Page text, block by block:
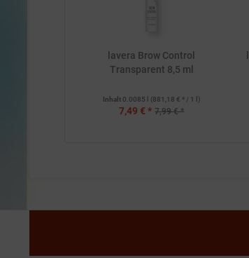
lavera Brow Control
Transparent 8,5 ml
Inhalt 0.0085 l (881,18 € * / 1 l)
7,49 € * 7,99 € *